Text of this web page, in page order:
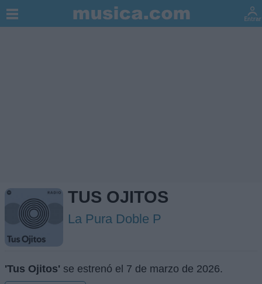
TUS OJITOS
La Pura Doble P
'Tus Ojitos' se estrenó el 7 de marzo de 2026.